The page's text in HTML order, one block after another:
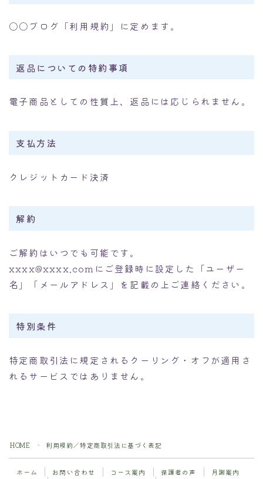
〇〇ブログ「利用規約」に定めます。
返品についての特約事項
電子商品としての性質上、返品には応じられません。
支払方法
クレジットカード決済
解約
ご解約はいつでも可能です。
xxxx@xxxx.comにご登録時に設定した「ユーザー
名」「メールアドレス」を記載の上ご連絡ください。
特別条件
特定商取引法に規定されるクーリング・オフが適用さ
れるサービスではありません。
HOME ＞ 利用規約／特定商取引法に基づく表記
ホーム お問い合わせ コース案内 保護者の声
月謝案内